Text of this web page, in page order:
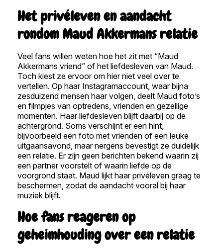
Het privéleven en aandacht
rondom Maud Akkermans relatie
Veel fans willen weten hoe het zit met “Maud
Akkermans vriend” of het liefdesleven van Maud.
Toch kiest ze ervoor om hier niet veel over te
vertellen. Op haar Instagramaccount, waar bijna
zesduizend mensen haar volgen, deelt Maud foto’s
en filmpjes van optredens, vrienden en gezellige
momenten. Haar liefdesleven blijft daarbij op de
achtergrond. Soms verschijnt er een hint,
bijvoorbeeld een foto met vrienden of een leuke
uitgaansavond, maar nergens bevestigt ze duidelijk
een relatie. Er zijn geen berichten bekend waarin zij
een partner voorstelt of waarin liefde op de
voorgrond staat. Maud lijkt haar privéleven graag te
beschermen, zodat de aandacht vooral bij haar
muziek blijft.
Hoe fans reageren op
geheimhouding over een relatie